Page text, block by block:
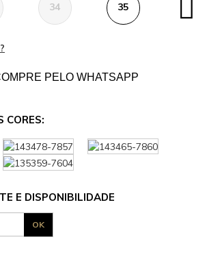
34 35
PELO WHATSAPP
CORES:
E DISPONIBILIDADE